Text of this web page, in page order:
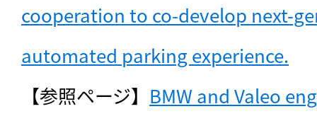
cooperation to co-develop next-
automated parking experience.
【参照ページ】 BMW and Valeo